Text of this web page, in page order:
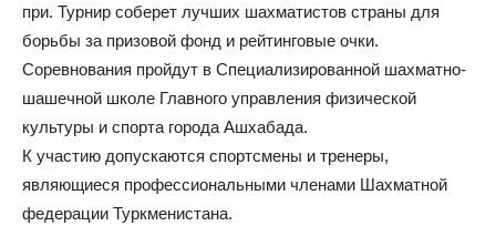
при. Турнир соберет лучших шахматистов страны для
борьбы за призовой фонд и рейтинговые очки.
Соревнования пройдут в Специализированной шахматно-
шашечной школе Главного управления физической
культуры и спорта города Ашхабада.
К участию допускаются спортсмены и тренеры,
являющиеся профессиональными членами Шахматной
федерации Туркменистана.